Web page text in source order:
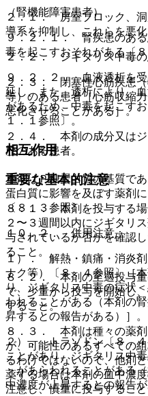
（腎機能障害患者）
９．２．１． 腎疾患のある
毒を起こすおそれがある〔
９．２．２． 血液透析を
延し、また、透析により、
があるため、中毒を起こす
１．１参照〕。
相互作用
本剤はＰ糖蛋白質の基質で
蛋白質に影響を及ぼす薬剤
〔８．３参照〕。
１０．２． 併用注意：
１）． 解熱・鎮痛・消炎
ナク等）〔８．４参照〕［
り、ジギタリス中毒の症状
われることがある（本剤の
昇するとの報告がある）］。
２）． トラゾドン〔８．
ことがあり、ジギタリス中
＞があらわれることがある
中濃度が上昇するとの報告
２．１． 房室ブロック、
導系を抑制し、これらを悪
２．２． ジギタリス中毒の
２．３． 閉塞性心筋疾患
等）のある患者［心筋収縮
悪化させることがある］。
２．４． 本剤の成分又は
歴のある患者。
重要な基本的注意
８．１． 本剤を投与する
２〜３週間以内にジギタリ
与されているか否かを確認
ること。
８．２． 本剤の至適投与
で、少量から投与を開始し
すること。
８．３． 本剤は種々の薬
が、可能性のあるすべての
るわけではないので、他剤
薬する場合は本剤の血中濃
注意し、慎重に投与するこ